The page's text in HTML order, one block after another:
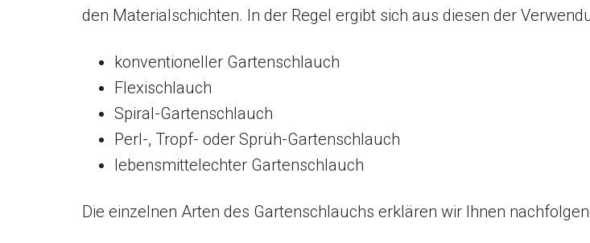
den Materialschichten. In der Regel ergibt sich aus diesen der
konventioneller Gartenschlauch
Flexischlauch
Spiral-Gartenschlauch
Perl-, Tropf- oder Sprüh-Gartenschlauch
lebensmittelechter Gartenschlauch
Die einzelnen Arten des Gartenschlauchs erklären wir Ihnen